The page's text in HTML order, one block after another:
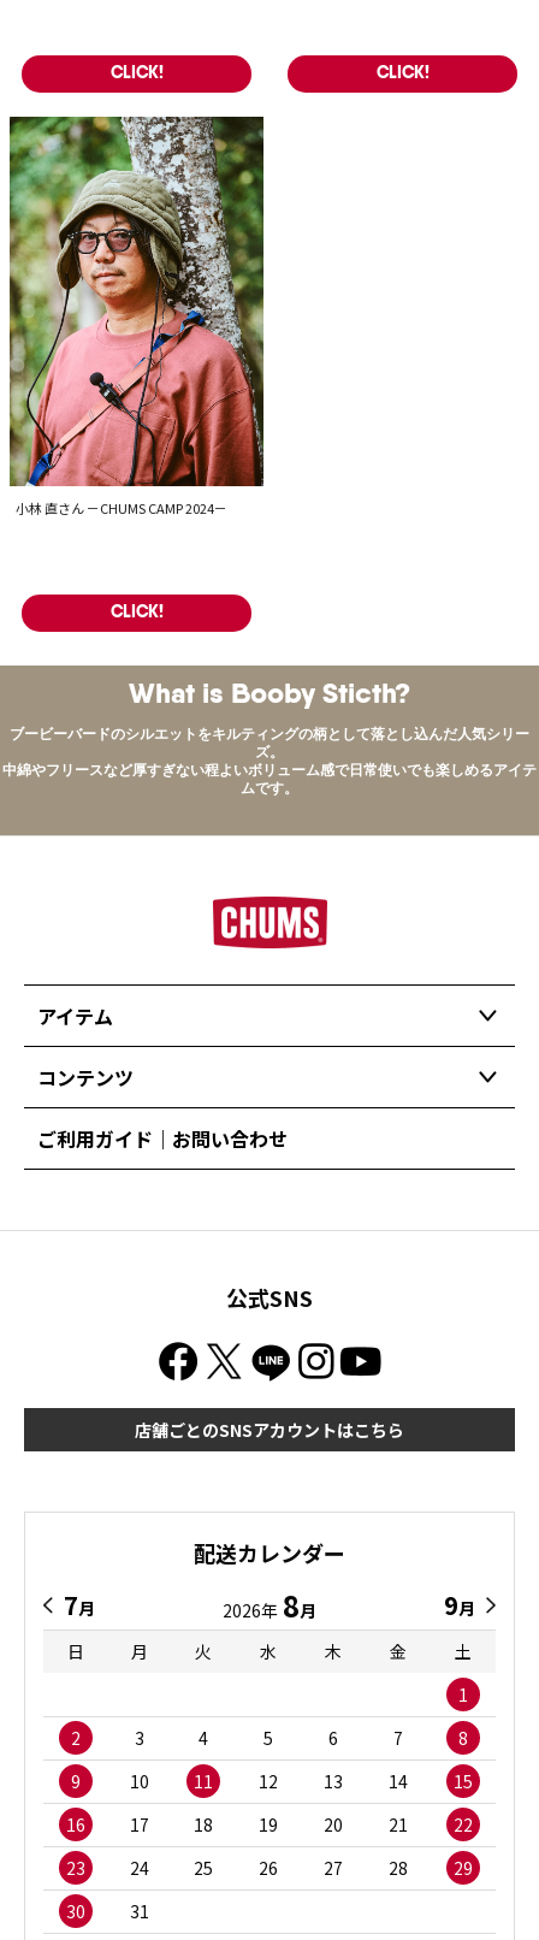
CLICK! CLICK!
小林 直さん －CHUMS CAMP 2024－
CLICK!
What is Booby Sticth?
ブービーバードのシルエットをキルティングの柄として落とし込んだ人気シリー
ズ。
中綿やフリースなど厚すぎない程よいボリューム感で日常使いでも楽しめるアイテ
ムです。
アイテム
コンテンツ
ご利用ガイド｜お問い合わせ
公式SNS
店舗ごとのSNSアカウントはこちら
配送カレンダー
7月 2026年 8月 9月
日
月 火 水 木 金
土
1
2
3 4 5 6 7
8
9
10 11 12 13 14
15
16
17 18 19 20 21
22
23
24 25 26 27 28
29
30
31